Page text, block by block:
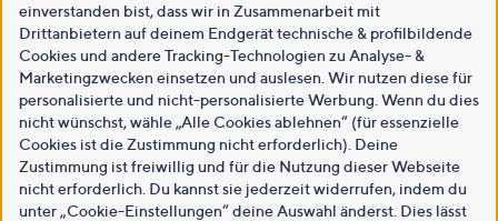
einverstanden bist, dass wir in Zusammenarbeit mit
Drittanbietern auf deinem Endgerät technische & profilbildende
Cookies und andere Tracking-Technologien zu Analyse- &
Marketingzwecken einsetzen und auslesen. Wir nutzen diese für
personalisierte und nicht-personalisierte Werbung. Wenn du dies
nicht wünschst, wähle „Alle Cookies ablehnen“ (für essenzielle
Cookies ist die Zustimmung nicht erforderlich). Deine
Zustimmung ist freiwillig und für die Nutzung dieser Webseite
nicht erforderlich. Du kannst sie jederzeit widerrufen, indem du
unter „Cookie-Einstellungen“ deine Auswahl änderst. Dies lässt